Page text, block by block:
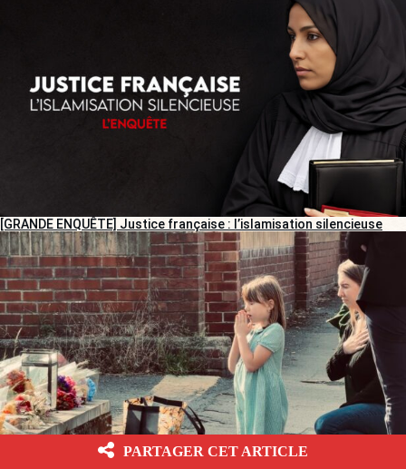
[GRANDE ENQUÊTE] Justice française : l’islamisation silencieuse
PARTAGER CET ARTICLE